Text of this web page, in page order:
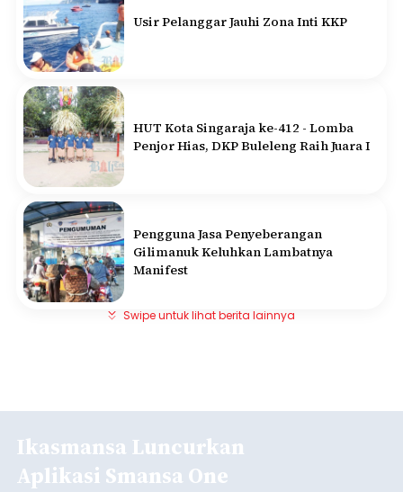
Usir Pelanggar Jauhi Zona Inti KKP
HUT Kota Singaraja ke-412 - Lomba
Penjor Hias, DKP Buleleng Raih Juara I
Pengguna Jasa Penyeberangan
Gilimanuk Keluhkan Lambatnya
Manifest
Swipe untuk lihat berita lainnya
Ikasmansa Luncurkan
Aplikasi Smansa One